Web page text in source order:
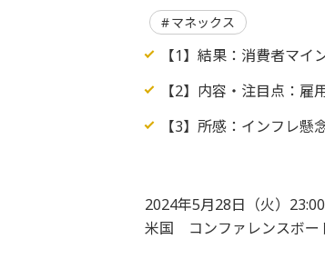
マネックス
【1】結果：消費者マ
【2】内容・注目点：
【3】所感：インフレ
2024年5月28日（火）
米国 コンファレンスボー